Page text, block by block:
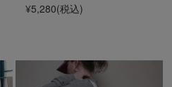
¥5,280(税込)